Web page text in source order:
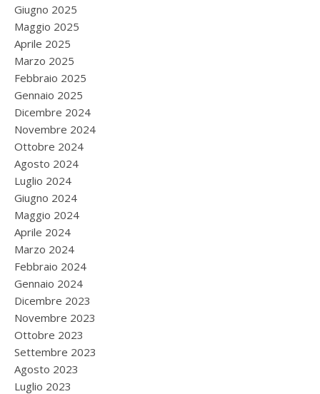
Giugno 2025
Maggio 2025
Aprile 2025
Marzo 2025
Febbraio 2025
Gennaio 2025
Dicembre 2024
Novembre 2024
Ottobre 2024
Agosto 2024
Luglio 2024
Giugno 2024
Maggio 2024
Aprile 2024
Marzo 2024
Febbraio 2024
Gennaio 2024
Dicembre 2023
Novembre 2023
Ottobre 2023
Settembre 2023
Agosto 2023
Luglio 2023